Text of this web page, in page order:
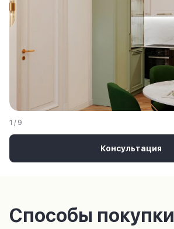
Консультация
1 / 9
Способы покупки